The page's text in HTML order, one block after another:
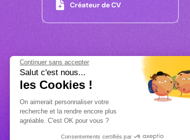
Continuer sans accepter
Salut c'est nous...
les Cookies !
On aimerait personnaliser votre
recherche et la rendre encore plus
agréable. C'est OK pour vous ?
Consentements certifiés par
Créateur de CV